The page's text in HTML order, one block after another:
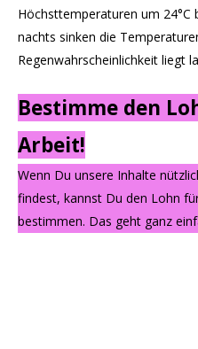
Höchsttemperaturen um 24°C
nachts sinken die
Regenwahrscheinlichkeit liegt
Bestimme den
Arbeit!
Wenn Du unsere Inhalte
findest, kannst Du den Lohn
bestimmen. Das geht ganz